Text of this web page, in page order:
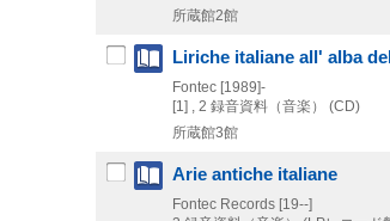
所蔵館2館
Liriche italiane all' alba
Fontec [1989]-
[1] , 2 録音資料（音楽） (CD)
所蔵館3館
Arie antiche italiane
Fontec Records [19--]